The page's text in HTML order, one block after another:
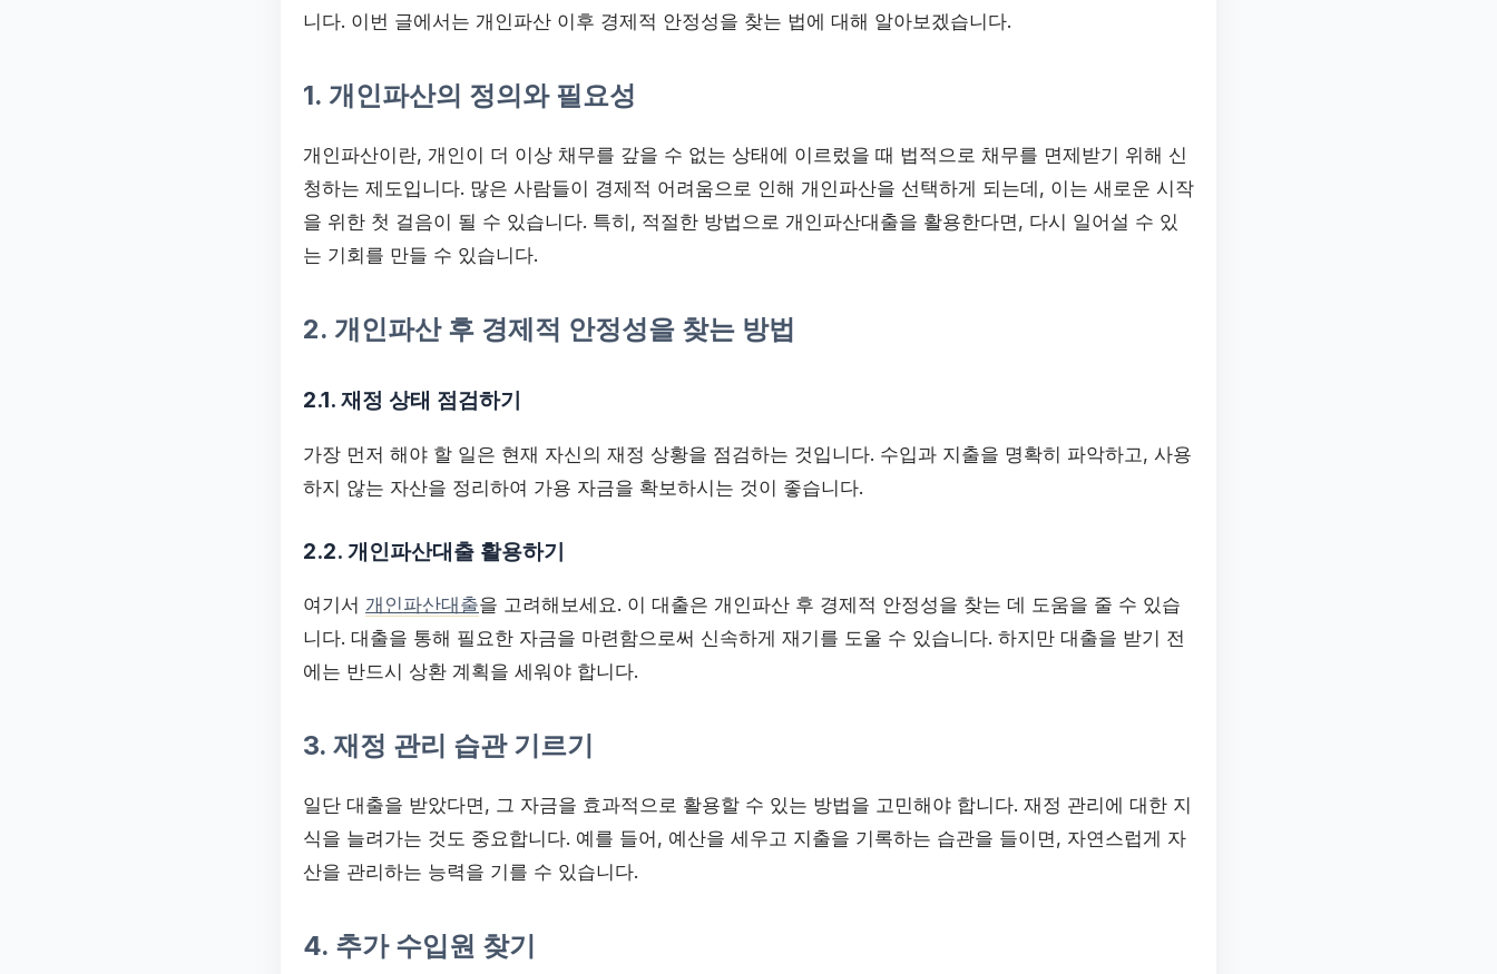
니다. 이번 글에서는 개인파산 이후 경제적 안정성을 찾는 법에 대해 알아보겠습니다.
1. 개인파산의 정의와 필요성
개인파산이란, 개인이 더 이상 채무를 갚을 수 없는 상태에 이르렀을 때 법적으로 채무를 면제받기 위해 신
청하는 제도입니다. 많은 사람들이 경제적 어려움으로 인해 개인파산을 선택하게 되는데, 이는 새로운 시작
을 위한 첫 걸음이 될 수 있습니다. 특히, 적절한 방법으로 개인파산대출을 활용한다면, 다시 일어설 수 있
는 기회를 만들 수 있습니다.
2. 개인파산 후 경제적 안정성을 찾는 방법
2.1. 재정 상태 점검하기
가장 먼저 해야 할 일은 현재 자신의 재정 상황을 점검하는 것입니다. 수입과 지출을 명확히 파악하고, 사용
하지 않는 자산을 정리하여 가용 자금을 확보하시는 것이 좋습니다.
2.2. 개인파산대출 활용하기
여기서 개인파산대출을 고려해보세요. 이 대출은 개인파산 후 경제적 안정성을 찾는 데 도움을 줄 수 있습
니다. 대출을 통해 필요한 자금을 마련함으로써 신속하게 재기를 도울 수 있습니다. 하지만 대출을 받기 전
에는 반드시 상환 계획을 세워야 합니다.
3. 재정 관리 습관 기르기
일단 대출을 받았다면, 그 자금을 효과적으로 활용할 수 있는 방법을 고민해야 합니다. 재정 관리에 대한 지
식을 늘려가는 것도 중요합니다. 예를 들어, 예산을 세우고 지출을 기록하는 습관을 들이면, 자연스럽게 자
산을 관리하는 능력을 기를 수 있습니다.
4. 추가 수입원 찾기